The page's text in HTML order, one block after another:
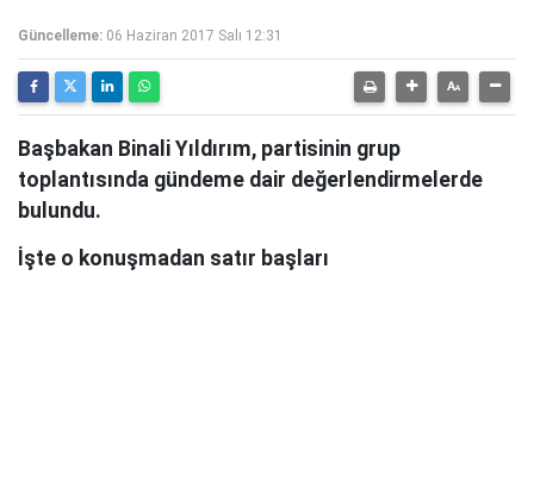
Güncelleme: 06 Haziran 2017 Salı 12:31
Başbakan Binali Yıldırım, partisinin grup
toplantısında gündeme dair değerlendirmelerde
bulundu.
İşte o konuşmadan satır başları